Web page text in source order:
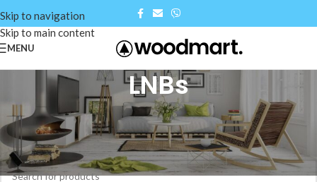
Skip to navigation
Skip to main content
MENU
LNBs
Αρχική σελίδα Shop/Δορυφορικά & Επίγεια συστήματα/LNBs
Δεν βρέθηκε κανένα προϊόν που να ταιριάζει με την επιλογή σας.